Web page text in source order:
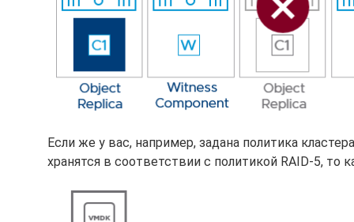
Если же у вас, например, задана политика
хранятся в соответствии с политикой RAID-5, то